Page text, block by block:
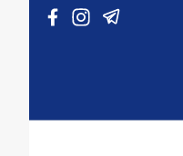
Vai al contenuto